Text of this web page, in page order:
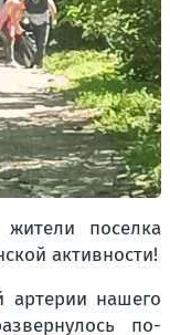
поселка
активности!
артерии нашего
по-